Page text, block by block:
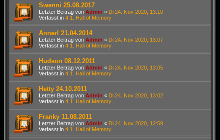
Swenni 25.08.2017
Letzter Beitrag von Admin « Di 24. Nov 2020, 13:10
Verfasst in 4.1. Hall of Memory
Annerl 21.04.2014
Letzter Beitrag von Admin « Di 24. Nov 2020, 13:07
Verfasst in 4.1. Hall of Memory
Hudson 08.12.2011
Letzter Beitrag von Admin « Di 24. Nov 2020, 13:05
Verfasst in 4.1. Hall of Memory
Hetty 24.10.2011
Letzter Beitrag von Admin « Di 24. Nov 2020, 13:02
Verfasst in 4.1. Hall of Memory
Franky 11.08.2011
Letzter Beitrag von Admin « Di 24. Nov 2020, 12:59
Verfasst in 4.1. Hall of Memory